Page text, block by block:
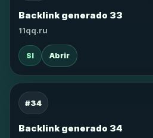
Backlink generado 33
11qq.ru
SI Abrir
#34
Backlink generado 34